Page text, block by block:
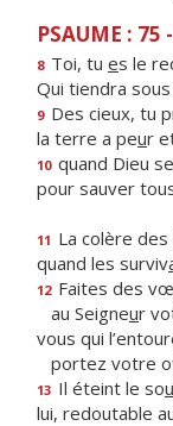
PSAUME : 75
8 Toi, tu es le
Qui tiendra
9 Des cieux, tu
la terre a peur
10 quand Dieu
pour sauver
11 La colère des
quand les surviv
12 Faites des
au Seigneur
vous qui
portez votre
13 Il éteint le sou
lui, redoutable